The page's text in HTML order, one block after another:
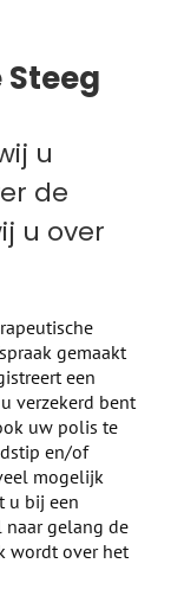
u
de
u over
gemaakt
een
verzekerd bent
uw polis te
en/of
mogelijk
u bij een
gelang de
wordt over het